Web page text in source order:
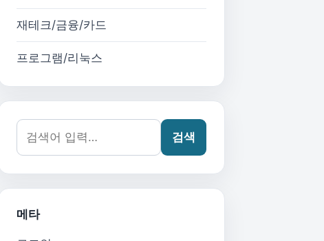
재테크/금융/카드
프로그램/리눅스
검색어:
검색
메타